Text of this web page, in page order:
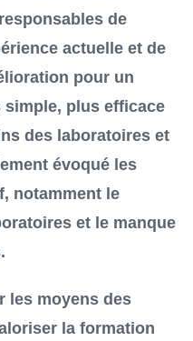
de
actuelle et de
pour un
simple, plus efficace
des laboratoires et
évoqué les
notamment le
et le manque
les moyens des
la formation